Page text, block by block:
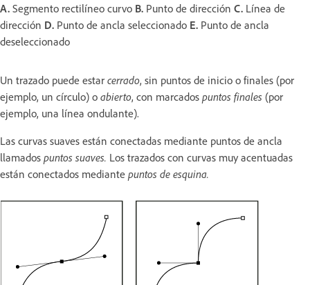
A. Segmento rectilíneo curvo B. Punto de dirección C. Línea de
dirección D. Punto de ancla seleccionado E. Punto de ancla
deseleccionado
Un trazado puede estar cerrado, sin puntos de inicio o finales (por
ejemplo, un círculo) o abierto, con marcados puntos finales (por
ejemplo, una línea ondulante).
Las curvas suaves están conectadas mediante puntos de ancla
llamados puntos suaves. Los trazados con curvas muy acentuadas
están conectados mediante puntos de esquina.